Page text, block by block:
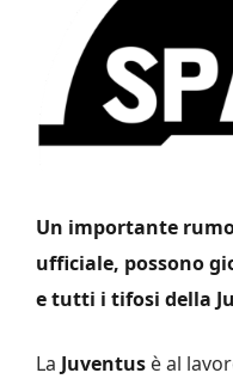
Un importante
ufficiale, possono
e tutti i tifosi della
La Juventus è al